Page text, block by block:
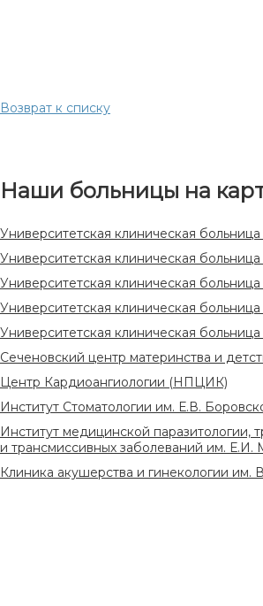
Возврат к списку
Наши больницы на
Университетская клиническая
Университетская клиническая
Университетская клиническая
Университетская клиническая
Университетская клиническая
Сеченовский центр материнства и
Центр Кардиоангиологии (НПЦИК)
Институт Стоматологии им. Е.В.
Институт медицинской паразитологии,
и трансмиссивных заболеваний им. Е.И.
Клиника акушерства и гинекологии им.